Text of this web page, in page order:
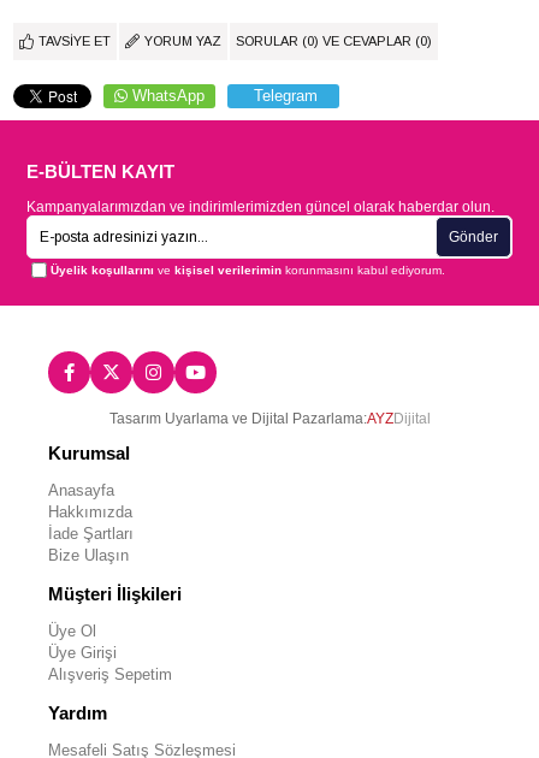
TAVSIYE ET YORUM YAZ SORULAR (0) VE CEVAPLAR (0)
WhatsApp Telegram
E-BÜLTEN KAYIT
Kampanyalarımızdan ve indirimlerimizden güncel olarak haberdar olun.
Gönder
Üyelik koşullarını vekişisel verilerimin korunmasını kabul ediyorum.
Tasarım Uyarlama ve Dijital Pazarlama:AYZDijital
Kurumsal
Anasayfa
Hakkımızda
İade Şartları
Bize Ulaşın
Müşteri İlişkileri
Üye Ol
Üye Girişi
Alışveriş Sepetim
Yardım
Mesafeli Satış Sözleşmesi